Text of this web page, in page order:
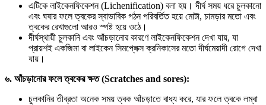
এটিকে লাইকেনফিকেশন (Lichenification) বলা হয়। দীর্ঘ সময় ধরে চুলকানো
এবং ঘষার ফলে ত্বকের স্বাভাবিক গঠন পরিবর্তিত হয়ে মোটা, চামড়ার মতো এবং
ত্বকের রেখাগুলো আরও স্পষ্ট হয়ে ওঠে।
দীর্ঘস্থায়ী চুলকানি এবং আঁচড়ানোর কারণে লাইকেনফিকেশন দেখা যায়, যা
প্রায়শই একজিমা বা লাইকেন সিমপ্লেক্স ক্রনিকাসের মতো দীর্ঘমেয়াদী রোগে দেখা
যায়।
৬. আঁচড়ানোর ফলে ত্বকের ক্ষত (Scratches and sores):
চুলকানির তীব্রতা অনেক সময় ত্বক আঁচড়াতে বাধ্য করে, যার ফলে ত্বকে লম্বা